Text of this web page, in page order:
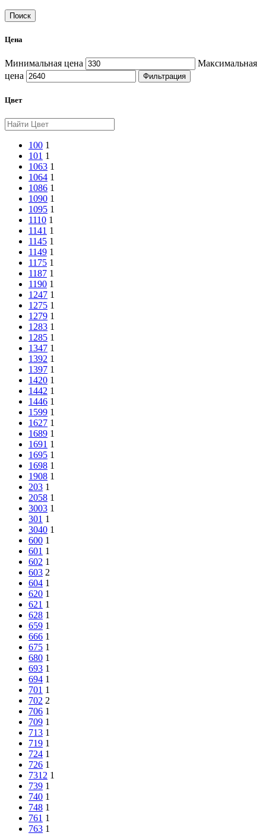
Поиск
Цена
Минимальная цена
Максимальная
цена
Фильтрация
Цвет
100 1
101 1
1063 1
1064 1
1086 1
1090 1
1095 1
1110 1
1141 1
1145 1
1149 1
1175 1
1187 1
1190 1
1247 1
1275 1
1279 1
1283 1
1285 1
1347 1
1392 1
1397 1
1420 1
1442 1
1446 1
1599 1
1627 1
1689 1
1691 1
1695 1
1698 1
1908 1
203 1
2058 1
3003 1
301 1
3040 1
600 1
601 1
602 1
603 2
604 1
620 1
621 1
628 1
659 1
666 1
675 1
680 1
693 1
694 1
701 1
702 2
706 1
709 1
713 1
719 1
724 1
726 1
7312 1
739 1
740 1
748 1
761 1
763 1